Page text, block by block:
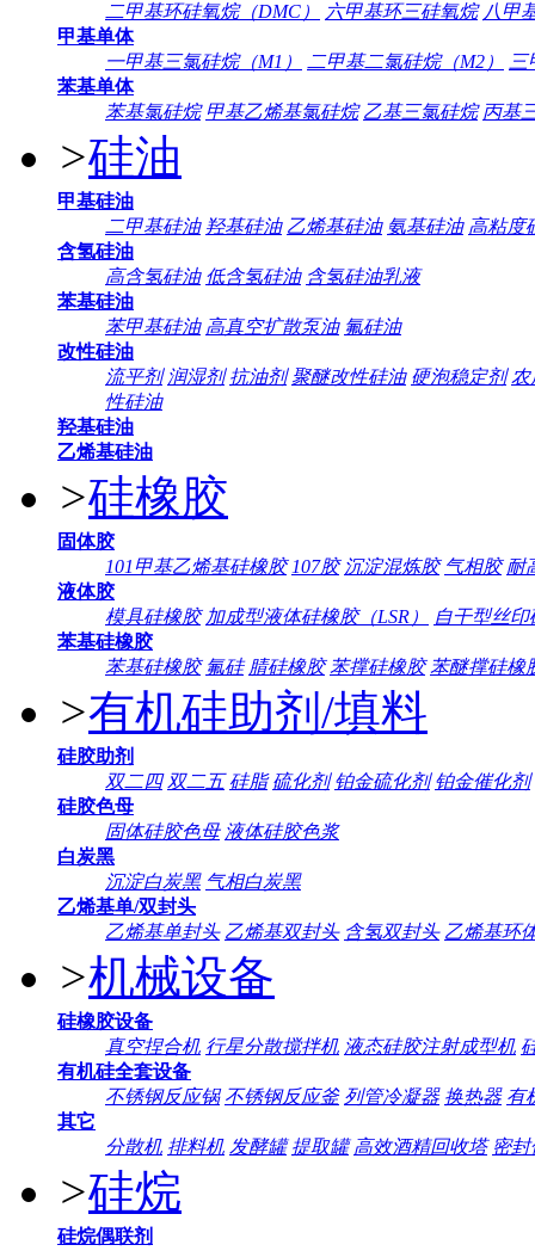
二甲基环硅氧烷（DMC）
六甲基环三硅氧烷 八甲
甲基单体
一甲基三氯硅烷（M1）
二甲基二氯硅烷（M2）
三
苯基单体
苯基氯硅烷 甲基乙烯基氯硅烷 乙基三氯硅烷 丙基
>硅油
甲基硅油
二甲基硅油 羟基硅油 乙烯基硅油 氨基硅油 高粘度
含氢硅油
高含氢硅油 低含氢硅油 含氢硅油乳液
苯基硅油
苯甲基硅油 高真空扩散泵油 氟硅油
改性硅油
流平剂 润湿剂 抗油剂 聚醚改性硅油 硬泡稳定剂 农
性硅油
羟基硅油
乙烯基硅油
>硅橡胶
固体胶
101甲基乙烯基硅橡胶 107胶 沉淀混炼胶 气相胶 耐
液体胶
模具硅橡胶 加成型液体硅橡胶（LSR）
自干型丝印
苯基硅橡胶
苯基硅橡胶 氟硅 腈硅橡胶 苯撑硅橡胶 苯醚撑硅橡
>有机硅助剂/填料
硅胶助剂
双二四 双二五 硅脂 硫化剂 铂金硫化剂 铂金催化剂
硅胶色母
固体硅胶色母 液体硅胶色浆
白炭黑
沉淀白炭黑 气相白炭黑
乙烯基单/双封头
乙烯基单封头 乙烯基双封头 含氢双封头 乙烯基环
>机械设备
硅橡胶设备
真空捏合机 行星分散搅拌机 液态硅胶注射成型机
有机硅全套设备
不锈钢反应锅 不锈钢反应釜 列管冷凝器 换热器 有
其它
分散机 排料机 发酵罐 提取罐 高效酒精回收塔 密封
>硅烷
硅烷偶联剂